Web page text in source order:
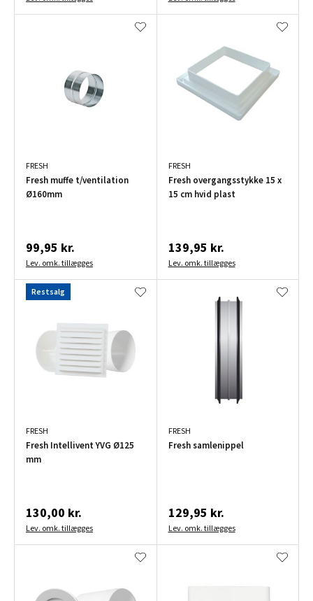
FRESH
Fresh muffe t/ventilation
Ø160mm
99,95 kr.
Lev. omk. tillægges
FRESH
Fresh overgangsstykke 15 x
15 cm hvid plast
139,95 kr.
Lev. omk. tillægges
Restsalg
FRESH
Fresh Intellivent YVG Ø125
mm
130,00 kr.
Lev. omk. tillægges
FRESH
Fresh samlenippel
129,95 kr.
Lev. omk. tillægges